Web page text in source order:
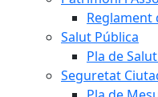
Reglament
Salut Pública
Pla de
Seguretat